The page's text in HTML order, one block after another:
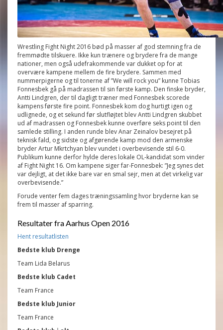
Wrestling Fight Night 2016 bød på masser af god stemning fra de
fremmødte tilskuere. Ikke kun trænere og brydere fra de mange
nationer, men også udefrakommende var dukket op for at
overvære kampene mellem de fire brydere. Sammen med
nummerpigerne og til tonerne af ”We will rock you” kunne Tobias
Fonnesbek gå på madrassen til sin første kamp. Den finske bryder,
Antti Lindgren, der til dagligt træner med Fonnesbek scorede
kampens første fire point. Fonnesbek kom dog hurtigt igen og
udlignede, og et sekund før slutfløjtet blev Antti Lindgren skubbet
ud af madrassen og Fonnesbek kunne overføre seks point til den
samlede stilling. I anden runde blev Anar Zeinalov besejret på
teknisk fald, og sidste og afgørende kamp mod den armenske
bryder Artur Mkrtchyan blev vundet i overbevisende stil 6-0.
Publikum kunne derfor hylde deres lokale OL-kandidat som vinder
af Fight Night 16. Om kampene siger far-Fonnesbek: ”Jeg synes det
var dejligt, at det ikke bare var en smal sejr, men at det virkelig var
overbevisende.”
Forude venter fem dages træningssamling hvor bryderne kan se
frem til masser af sparring.
Resultater fra Aarhus Open 2016
Hent resultatlisten
Bedste klub Drenge
Team Lida Belarus
Bedste klub Cadet
Team France
Bedste klub Junior
Team France